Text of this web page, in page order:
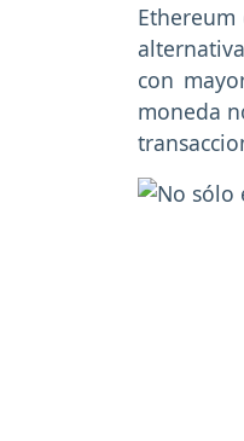
con
moneda